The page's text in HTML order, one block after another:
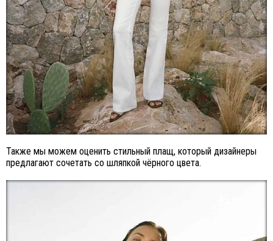
Также мы можем оценить стильный плащ, который дизайнеры
предлагают сочетать со шляпкой чёрного цвета.